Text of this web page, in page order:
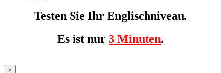
Testen Sie Ihr Englischniveau.
Es ist nur 3 Minuten.
×